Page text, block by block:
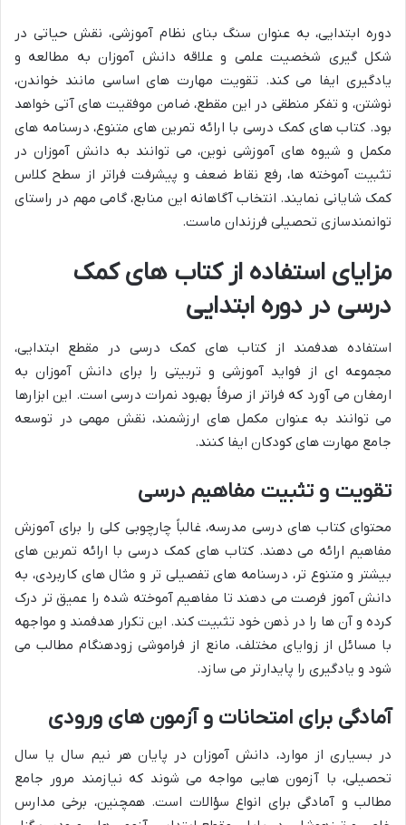
دوره ابتدایی، به عنوان سنگ بنای نظام آموزشی، نقش حیاتی در
شکل گیری شخصیت علمی و علاقه دانش آموزان به مطالعه و
یادگیری ایفا می کند. تقویت مهارت های اساسی مانند خواندن،
نوشتن، و تفکر منطقی در این مقطع، ضامن موفقیت های آتی خواهد
بود. کتاب های کمک درسی با ارائه تمرین های متنوع، درسنامه های
مکمل و شیوه های آموزشی نوین، می توانند به دانش آموزان در
تثبیت آموخته ها، رفع نقاط ضعف و پیشرفت فراتر از سطح کلاس
کمک شایانی نمایند. انتخاب آگاهانه این منابع، گامی مهم در راستای
توانمندسازی تحصیلی فرزندان ماست.
مزایای استفاده از کتاب های کمک
درسی در دوره ابتدایی
استفاده هدفمند از کتاب های کمک درسی در مقطع ابتدایی،
مجموعه ای از فواید آموزشی و تربیتی را برای دانش آموزان به
ارمغان می آورد که فراتر از صرفاً بهبود نمرات درسی است. این ابزارها
می توانند به عنوان مکمل های ارزشمند، نقش مهمی در توسعه
جامع مهارت های کودکان ایفا کنند.
تقویت و تثبیت مفاهیم درسی
محتوای کتاب های درسی مدرسه، غالباً چارچوبی کلی را برای آموزش
مفاهیم ارائه می دهند. کتاب های کمک درسی با ارائه تمرین های
بیشتر و متنوع تر، درسنامه های تفصیلی تر و مثال های کاربردی، به
دانش آموز فرصت می دهند تا مفاهیم آموخته شده را عمیق تر درک
کرده و آن ها را در ذهن خود تثبیت کند. این تکرار هدفمند و مواجهه
با مسائل از زوایای مختلف، مانع از فراموشی زودهنگام مطالب می
شود و یادگیری را پایدارتر می سازد.
آمادگی برای امتحانات و آزمون های ورودی
در بسیاری از موارد، دانش آموزان در پایان هر نیم سال یا سال
تحصیلی، با آزمون هایی مواجه می شوند که نیازمند مرور جامع
مطالب و آمادگی برای انواع سؤالات است. همچنین، برخی مدارس